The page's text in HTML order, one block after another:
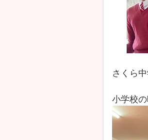
さくら
小学校